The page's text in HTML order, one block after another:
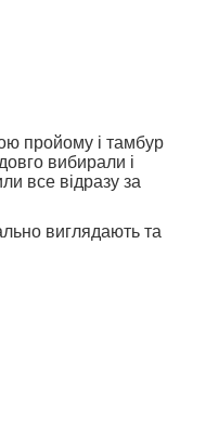
пройому і тамбур
вибирали і
все відразу за
виглядають та